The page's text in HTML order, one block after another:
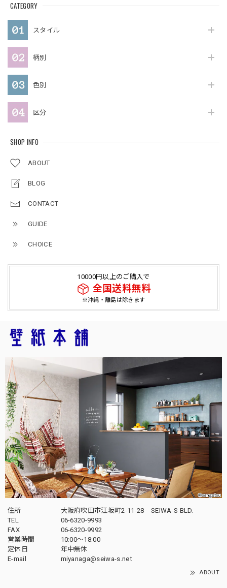
CATEGORY
スタイル
柄別
色別
区分
SHOP INFO
ABOUT
BLOG
CONTACT
GUIDE
CHOICE
10000円以上のご購入で
全国送料無料
※沖縄・離島は除きます
住所
大阪府吹田市江坂町2-11-28 SEIWA-S BLD.
TEL
06-6320-9993
FAX
06-6320-9992
営業時間
10:00～18:00
定休日
年中無休
E-mail
miyanaga@seiwa-s.net
ABOUT